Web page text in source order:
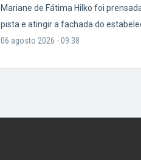
Mariane de Fátima Hilko foi
pista e atingir a fachada do
06 agosto 2026 - 09:38